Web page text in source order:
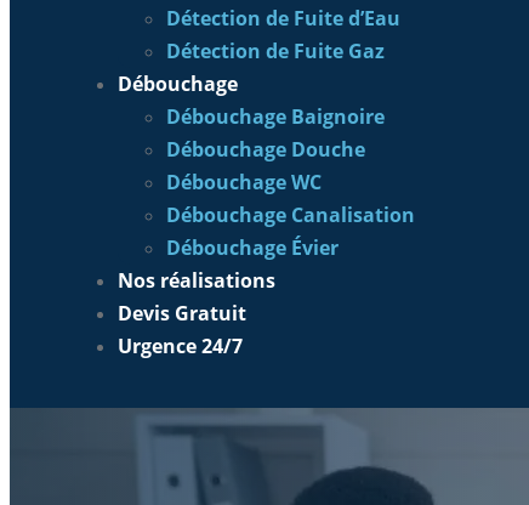
Détection de Fuite d’Eau
Détection de Fuite Gaz
Débouchage
Débouchage Baignoire
Débouchage Douche
Débouchage WC
Débouchage Canalisation
Débouchage Évier
Nos réalisations
Devis Gratuit
Urgence 24/7